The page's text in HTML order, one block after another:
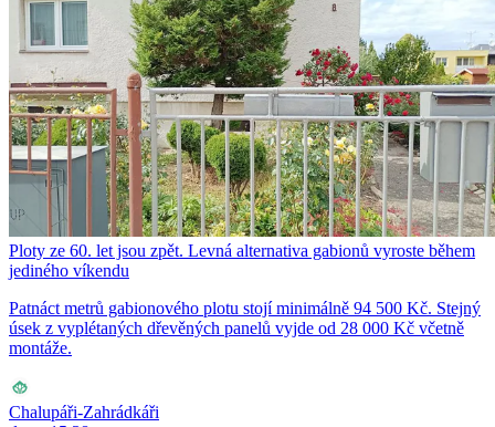
Ploty ze 60. let jsou zpět. Levná alternativa gabionů vyroste během
jediného víkendu
Patnáct metrů gabionového plotu stojí minimálně 94 500 Kč. Stejný
úsek z vyplétaných dřevěných panelů vyjde od 28 000 Kč včetně
montáže.
Chalupáři-Zahrádkáři